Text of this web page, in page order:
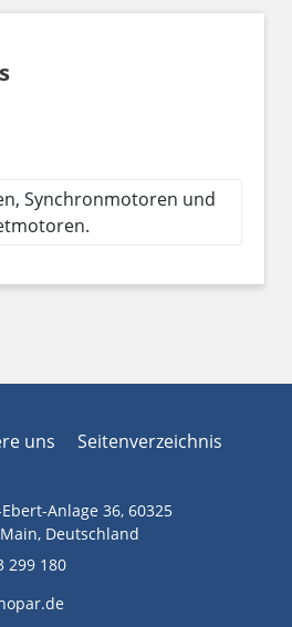
Synchronmotoren und
uns Seitenverzeichnis
Anlage 36, 60325
Deutschland
299 180